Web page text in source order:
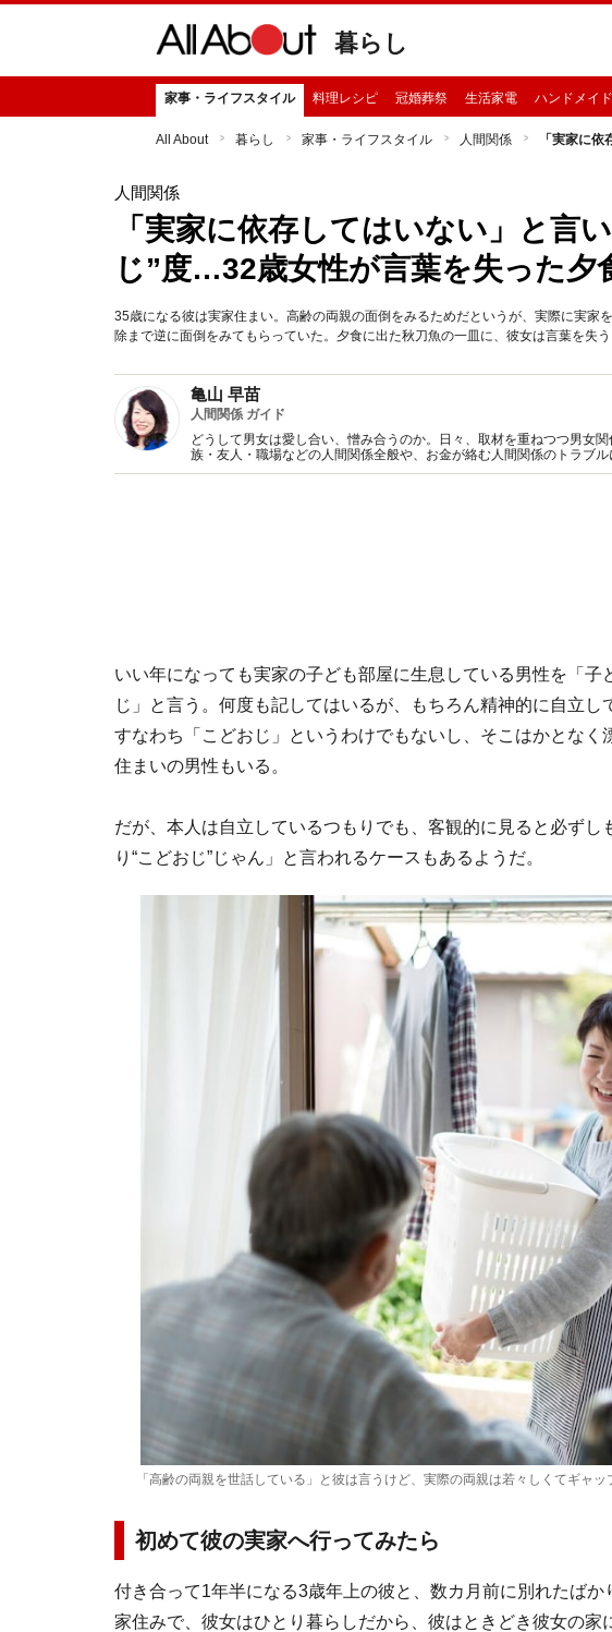
暮らし
家事・ライフスタイル 料理レシピ 冠婚葬祭 生活家電 ハンドメイド
All About 暮らし 家事・ライフスタイル 人間関係 「実家に
人間関係
「実家に依存してはいない」と言
じ”度…32歳女性が言葉を失った夕
35歳になる彼は実家住まい。高齢の両親の面倒をみるためだというが、実際に実家
除まで逆に面倒をみてもらっていた。夕食に出た秋刀魚の一皿に、彼女は言葉を失
亀山 早苗
人間関係 ガイド
どうして男女は愛し合い、憎み合うのか。日々、取材を重ねつつ男女
族・友人・職場などの人間関係全般や、お金が絡む人間関係のトラブ
魅力の秘密』など著書多数。
いい年になっても実家の子ども部屋に生息している男性を「子
じ」と言う。何度も記してはいるが、もちろん精神的に自立し
すなわち「こどおじ」というわけでもないし、そこはかとなく
住まいの男性もいる。
だが、本人は自立しているつもりでも、客観的に見ると必ず
り“こどおじ”じゃん」と言われるケースもあるようだ。
「高齢の両親を世話している」と彼は言うけど、実際の両親は若々しくてギャ
初めて彼の実家へ行ってみたら
付き合って1年半になる3歳年上の彼と、数カ月前に別れたば
家住みで、彼女はひとり暮らしだから、彼はときどき彼女の家